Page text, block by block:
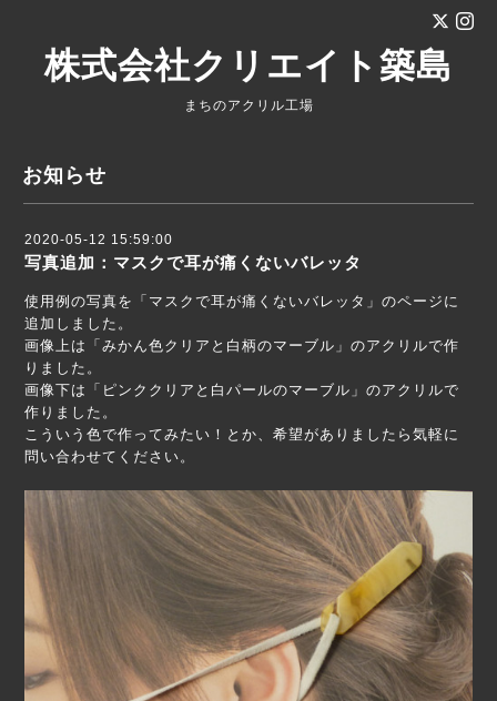
株式会社クリエイト築島
まちのアクリル工場
お知らせ
2020-05-12 15:59:00
写真追加：マスクで耳が痛くないバレッタ
使用例の写真を「 マスクで耳が痛くないバレッタ 」のページに
追加しました。
画像上は「みかん色クリアと白柄のマーブル」のアクリルで作
りました。
画像下は「ピンククリアと白パールのマーブル」のアクリルで
作りました。
こういう色で作ってみたい！とか、希望がありましたら気軽に
問い合わせてください。